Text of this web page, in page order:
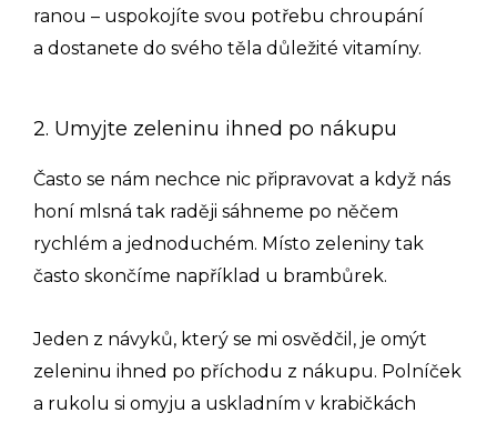
ranou – uspokojíte svou potřebu chroupání
a dostanete do svého těla důležité vitamíny.
2. Umyjte zeleninu ihned po nákupu
Často se nám nechce nic připravovat a když nás
honí mlsná tak raději sáhneme po něčem
rychlém a jednoduchém. Místo zeleniny tak
často skončíme například u brambůrek.
Jeden z návyků, který se mi osvědčil, je omýt
zeleninu ihned po příchodu z nákupu. Polníček
a rukolu si omyju a uskladním v krabičkách